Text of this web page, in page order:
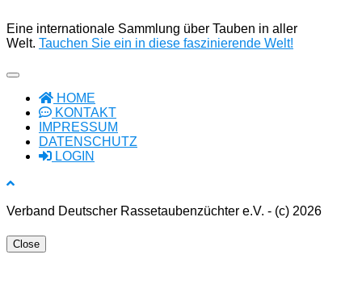
Eine internationale Sammlung über Tauben in aller
Welt. Tauchen Sie ein in diese faszinierende Welt!
HOME
KONTAKT
IMPRESSUM
DATENSCHUTZ
LOGIN
Verband Deutscher Rassetaubenzüchter e.V. - (c) 2026
Close